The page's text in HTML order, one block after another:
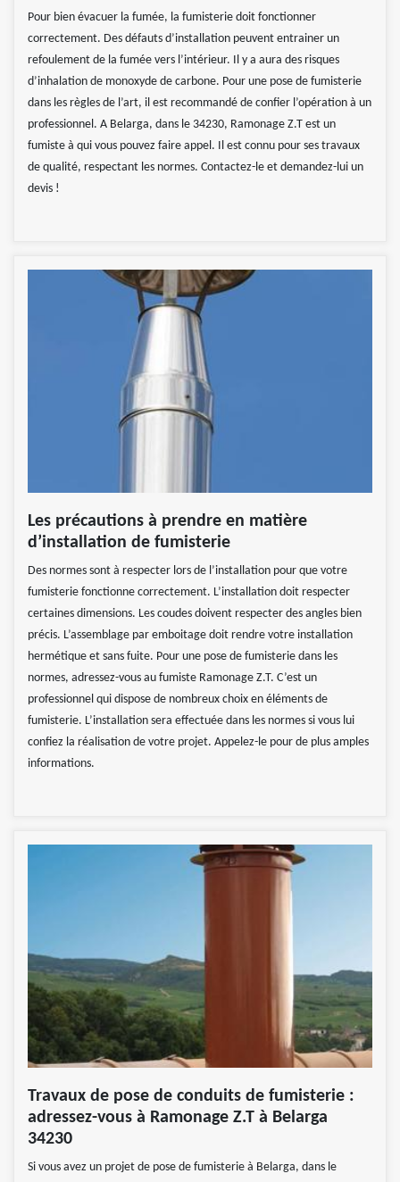
Pour bien évacuer la fumée, la fumisterie doit fonctionner
correctement. Des défauts d’installation peuvent entrainer un
refoulement de la fumée vers l’intérieur. Il y a aura des risques
d’inhalation de monoxyde de carbone. Pour une pose de fumisterie
dans les règles de l’art, il est recommandé de confier l’opération à un
professionnel. A Belarga, dans le 34230, Ramonage Z.T est un
fumiste à qui vous pouvez faire appel. Il est connu pour ses travaux
de qualité, respectant les normes. Contactez-le et demandez-lui un
devis !
Les précautions à prendre en matière
d’installation de fumisterie
Des normes sont à respecter lors de l’installation pour que votre
fumisterie fonctionne correctement. L’installation doit respecter
certaines dimensions. Les coudes doivent respecter des angles bien
précis. L’assemblage par emboitage doit rendre votre installation
hermétique et sans fuite. Pour une pose de fumisterie dans les
normes, adressez-vous au fumiste Ramonage Z.T. C’est un
professionnel qui dispose de nombreux choix en éléments de
fumisterie. L’installation sera effectuée dans les normes si vous lui
confiez la réalisation de votre projet. Appelez-le pour de plus amples
informations.
Travaux de pose de conduits de fumisterie :
adressez-vous à Ramonage Z.T à Belarga
34230
Si vous avez un projet de pose de fumisterie à Belarga, dans le